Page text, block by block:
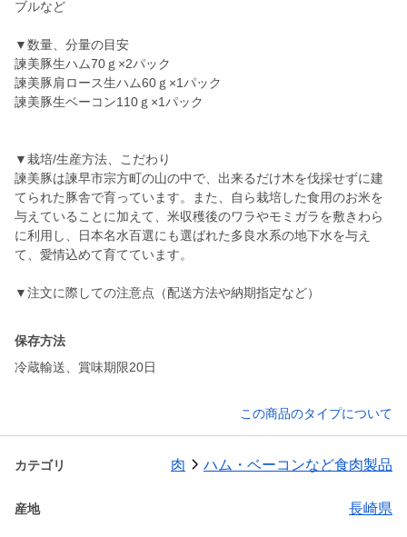
ブルなど
▼数量、分量の目安
諫美豚生ハム70ｇ×2パック
諫美豚肩ロース生ハム60ｇ×1パック
諫美豚生ベーコン110ｇ×1パック
▼栽培/生産方法、こだわり
諫美豚は諫早市宗方町の山の中で、出来るだけ木を伐採せずに建
てられた豚舎で育っています。また、自ら栽培した食用のお米を
与えていることに加えて、米収穫後のワラやモミガラを敷きわら
に利用し、日本名水百選にも選ばれた多良水系の地下水を与え
て、愛情込めて育てています。
▼注文に際しての注意点（配送方法や納期指定など）
保存方法
冷蔵輸送、賞味期限20日
この商品のタイプについて
カテゴリ 肉 ハム・ベーコンなど食肉製品
産地 長崎県